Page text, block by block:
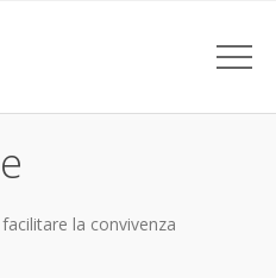
la convivenza